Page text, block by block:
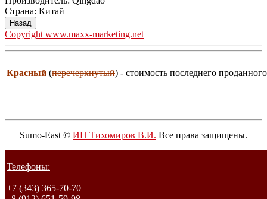
Страна: Китай
Copyright www.maxx-marketing.net
Красный (перечеркнутый) - стоимость последнего
Sumo-East © ИП Тихомиров В.И. Все права защищены.
Телефоны:
+7 (343) 365-70-70